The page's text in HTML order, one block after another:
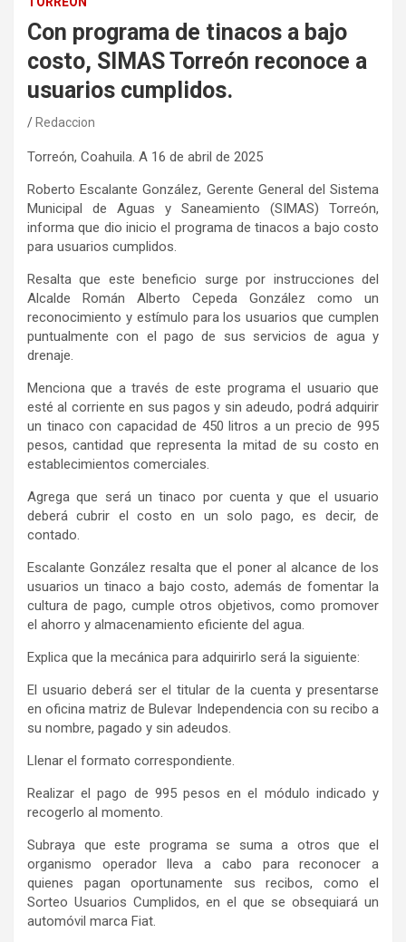
Con programa de tinacos a bajo
costo, SIMAS Torreón reconoce a
usuarios cumplidos.
Redaccion
Torreón, Coahuila. A 16 de abril de 2025
Roberto Escalante González, Gerente General del Sistema
Municipal de Aguas y Saneamiento (SIMAS) Torreón,
informa que dio inicio el programa de tinacos a bajo costo
para usuarios cumplidos.
Resalta que este beneficio surge por instrucciones del
Alcalde Román Alberto Cepeda González como un
reconocimiento y estímulo para los usuarios que cumplen
puntualmente con el pago de sus servicios de agua y
drenaje.
Menciona que a través de este programa el usuario que
esté al corriente en sus pagos y sin adeudo, podrá adquirir
un tinaco con capacidad de 450 litros a un precio de 995
pesos, cantidad que representa la mitad de su costo en
establecimientos comerciales.
Agrega que será un tinaco por cuenta y que el usuario
deberá cubrir el costo en un solo pago, es decir, de
contado.
Escalante González resalta que el poner al alcance de los
usuarios un tinaco a bajo costo, además de fomentar la
cultura de pago, cumple otros objetivos, como promover
el ahorro y almacenamiento eficiente del agua.
Explica que la mecánica para adquirirlo será la siguiente:
El usuario deberá ser el titular de la cuenta y presentarse
en oficina matriz de Bulevar Independencia con su recibo a
su nombre, pagado y sin adeudos.
Llenar el formato correspondiente.
Realizar el pago de 995 pesos en el módulo indicado y
recogerlo al momento.
Subraya que este programa se suma a otros que el
organismo operador lleva a cabo para reconocer a
quienes pagan oportunamente sus recibos, como el
Sorteo Usuarios Cumplidos, en el que se obsequiará un
automóvil marca Fiat.